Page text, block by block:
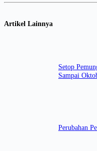
Artikel Lainnya
Setop
Sampai
Perubahan